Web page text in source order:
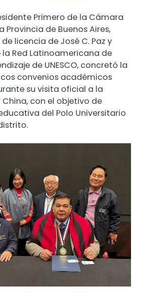
Primero de la Cámara
Provincia de Buenos Aires,
licencia de José C. Paz y
Red Latinoamericana de
de UNESCO, concretó la
convenios académicos
su visita oficial a la
con el objetivo de
del Polo Universitario